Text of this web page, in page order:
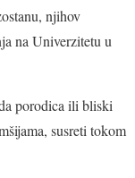
njihov
na Univerzitetu u
porodica ili bliski
susreti tokom